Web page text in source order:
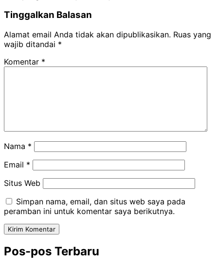
Tinggalkan Balasan
Alamat email Anda tidak akan dipublikasikan. Ruas yang
wajib ditandai *
Komentar *
Nama *
Email *
Situs Web
Simpan nama, email, dan situs web saya pada
peramban ini untuk komentar saya berikutnya.
Pos-pos Terbaru